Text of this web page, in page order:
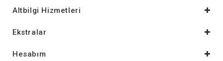
Altbilgi Hizmetleri
Ekstralar
Hesabım